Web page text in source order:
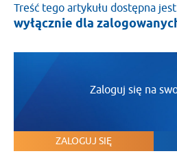
Treść tego artykułu dostępna jest
wyłącznie dla
Zaloguj się na
ZALOGUJ SIĘ